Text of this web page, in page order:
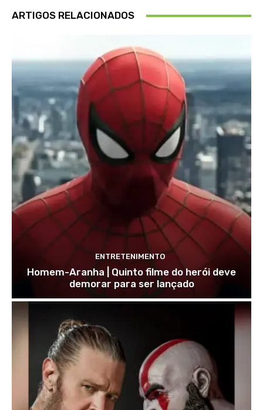
ARTIGOS RELACIONADOS
ENTRETENIMENTO
Homem-Aranha | Quinto filme do herói deve
demorar para ser lançado